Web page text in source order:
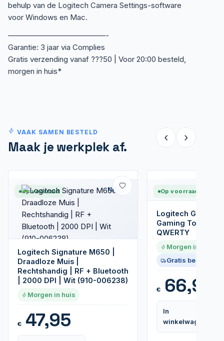
behulp van de Logitech Camera Settings-software
voor Windows en Mac.
—————————————-
Garantie: 3 jaar via Complies
Gratis verzending vanaf ???50 | Voor 20:00 besteld,
morgen in huis*
VAAK SAMEN BESTELD
Maak je werkplek af.
‹ ›
Op voorraad Nieuw
Logitech Signature M650 |
Draadloze Muis |
Rechtshandig | RF + Bluetooth
| 2000 DPI | Wit (910-006238)
Morgen in huis
€47,95
Op voorraad
Logitech G213
Gaming
QWERTY
Morgen in huis
Gratis bezorgd
€66,95
In
winkelwagen